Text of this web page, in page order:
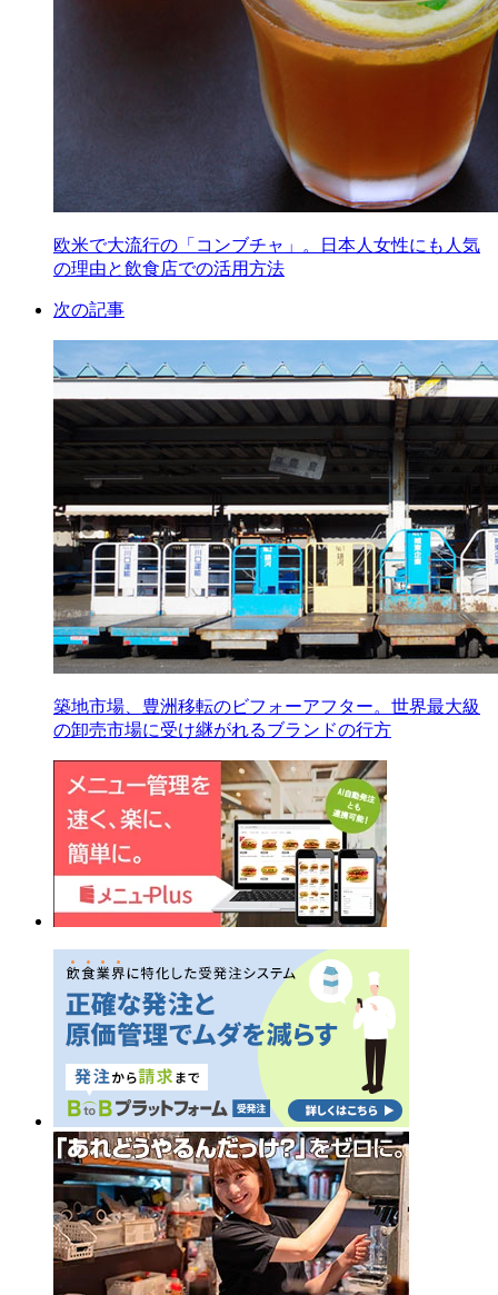
欧米で大流行の「コンブチャ」。日本人女性にも人気
の理由と飲食店での活用方法
次の記事
築地市場、豊洲移転のビフォーアフター。世界最大級
の卸売市場に受け継がれるブランドの行方